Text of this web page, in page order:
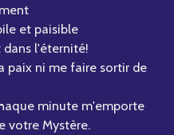
et paisible
l'éternité!
paix ni me faire sortir de
minute m'emporte
votre Mystère.